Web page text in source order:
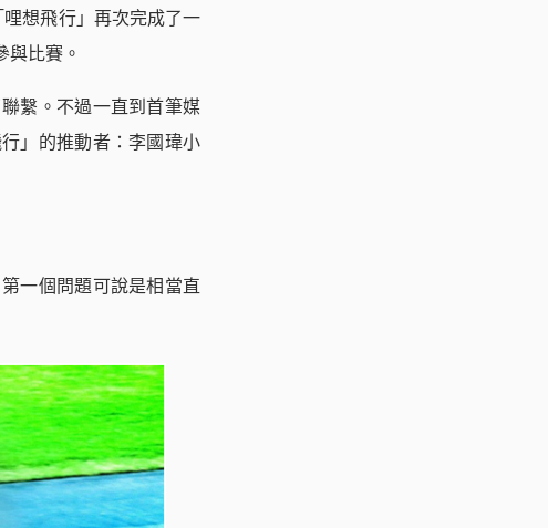
想飛行」再次完成了一
與比賽。
繫。不過一直到首筆媒
」的推動者：李國瑋小
一個問題可說是相當直